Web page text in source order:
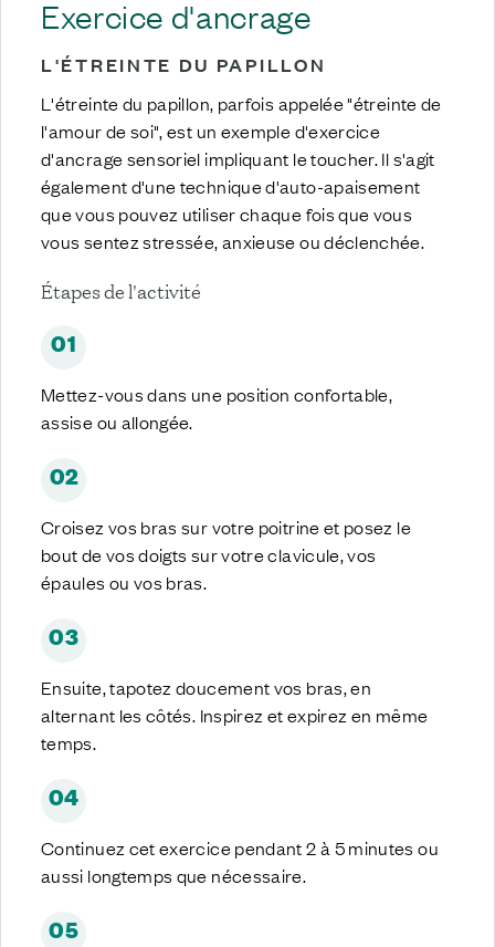
Exercice d'ancrage
L'ÉTREINTE DU PAPILLON
L'étreinte du papillon, parfois appelée "étreinte de
l'amour de soi", est un exemple d'exercice
d'ancrage sensoriel impliquant le toucher. Il s'agit
également d'une technique d'auto-apaisement
que vous pouvez utiliser chaque fois que vous
vous sentez stressée, anxieuse ou déclenchée.
Étapesde l'activité
01
Mettez-vous dans une position confortable,
assise ou allongée.
02
Croisez vos bras sur votre poitrine et posez le
bout de vos doigts sur votre clavicule, vos
épaules ou vos bras.
03
Ensuite, tapotez doucement vos bras, en
alternant les côtés. Inspirez et expirez en même
temps.
04
Continuez cet exercice pendant 2 à 5 minutes ou
aussi longtemps que nécessaire.
05